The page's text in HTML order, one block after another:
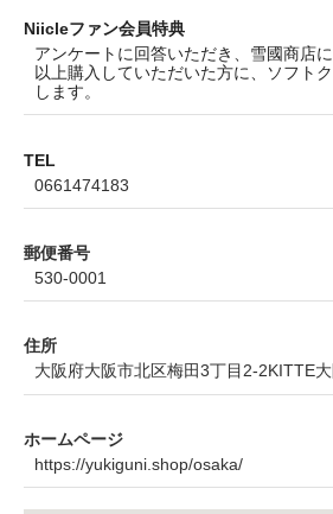
Niicleファン会員特典
アンケートに回答いただき、雪國商店
以上購入していただいた方に、ソフト
します。
TEL
0661474183
郵便番号
530-0001
住所
大阪府大阪市北区梅田3丁目2-2KITTE
ホームページ
https://yukiguni.shop/osaka/